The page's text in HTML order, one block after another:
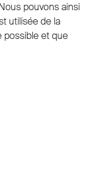
pouvons ainsi
utilisée de la
possible et que